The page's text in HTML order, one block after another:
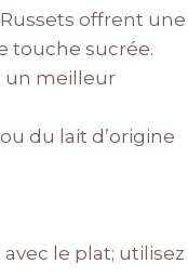
offrent une
touche sucrée.
un meilleur
du lait d’origine
le plat; utilisez